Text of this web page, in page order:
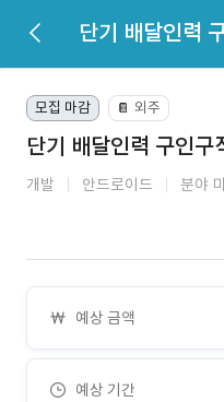
단기 배달인력
모집 마감 📔 외주
단기 배달인력 구인구
개발 안드로이드 분야
예상 금액
예상 기간